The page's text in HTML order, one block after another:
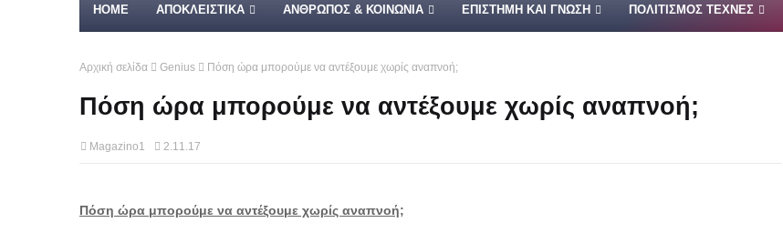
HOME ΑΠΟΚΛΕΙΣΤΙΚΑ ΑΝΘΡΩΠΟΣ & ΚΟΙΝΩΝΙΑ ΕΠΙΣΤΗΜΗ ΚΑΙ ΓΝΩΣΗ ΠΟΛΙΤΙΣΜΟΣ ΤΕΧΝΕΣ
Αρχική σελίδα Genius Πόση ώρα μπορούμε να αντέξουμε χωρίς αναπνοή;
Πόση ώρα μπορούμε να αντέξουμε χωρίς αναπνοή;
Magazino1 2.11.17
Πόση ώρα μπορούμε να αντέξουμε χωρίς αναπνοή;